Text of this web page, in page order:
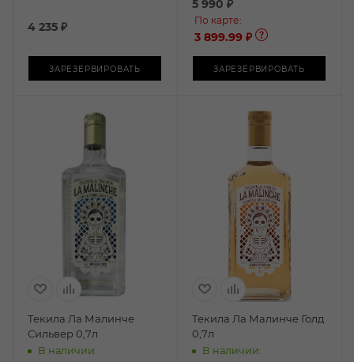
4 235 ₽
ЗАРЕЗЕРВИРОВАТЬ
5 990 ₽
По карте:
3 899.99 ₽
ЗАРЕЗЕРВИРОВАТЬ
Текила Ла Малинче
Сильвер 0,7л
В наличии:
Текила Ла Малинче Голд
0,7л
В наличии: